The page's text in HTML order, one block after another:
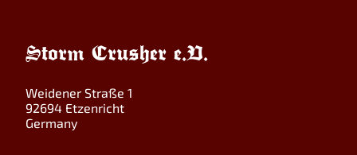
Storm Crusher e.V.
Weidener Straße 1
92694 Etzenricht
Germany